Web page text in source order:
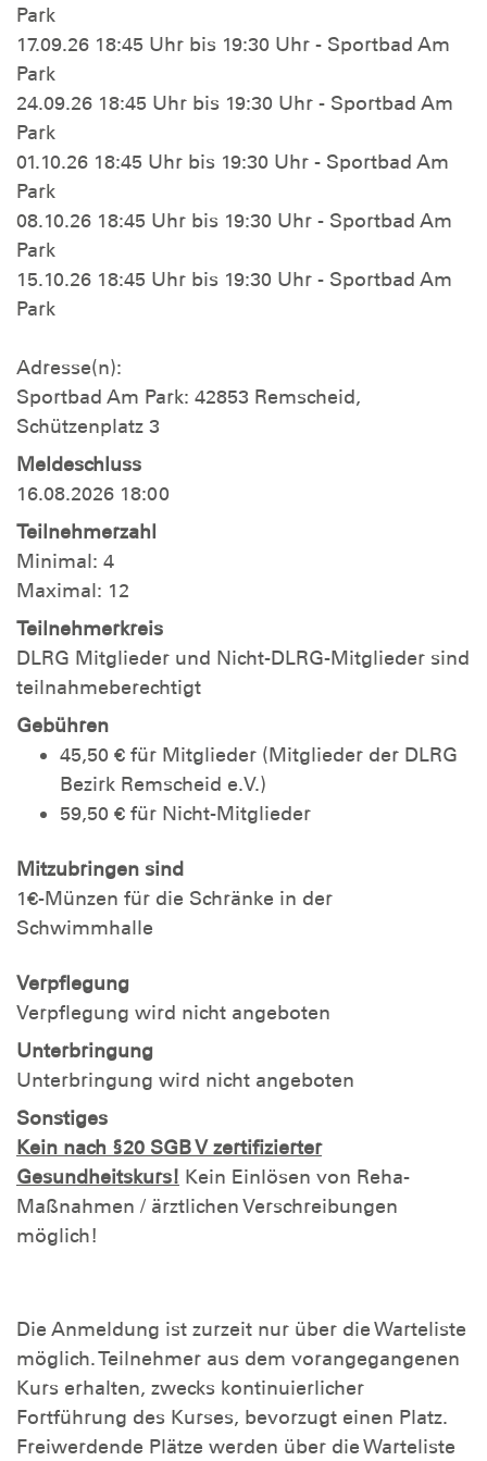
Park
17.09.26 18:45 Uhr bis 19:30 Uhr - Sportbad Am
Park
24.09.26 18:45 Uhr bis 19:30 Uhr - Sportbad Am
Park
01.10.26 18:45 Uhr bis 19:30 Uhr - Sportbad Am
Park
08.10.26 18:45 Uhr bis 19:30 Uhr - Sportbad Am
Park
15.10.26 18:45 Uhr bis 19:30 Uhr - Sportbad Am
Park
Adresse(n):
Sportbad Am Park: 42853 Remscheid,
Schützenplatz 3
Meldeschluss
16.08.2026 18:00
Teilnehmerzahl
Minimal: 4
Maximal: 12
Teilnehmerkreis
DLRG Mitglieder und Nicht-DLRG-Mitglieder sind
teilnahmeberechtigt
Gebühren
45,50 € für Mitglieder (Mitglieder der DLRG
Bezirk Remscheid e.V.)
59,50 € für Nicht-Mitglieder
Mitzubringen sind
1€-Münzen für die Schränke in der
Schwimmhalle
Verpflegung
Verpflegung wird nicht angeboten
Unterbringung
Unterbringung wird nicht angeboten
Sonstiges
Kein nach §20 SGB V zertifizierter
Gesundheitskurs! Kein Einlösen von Reha-
Maßnahmen / ärztlichen Verschreibungen
möglich!
Die Anmeldung ist zurzeit nur über die Warteliste
möglich. Teilnehmer aus dem vorangegangenen
Kurs erhalten, zwecks kontinuierlicher
Fortführung des Kurses, bevorzugt einen Platz.
Freiwerdende Plätze werden über die Warteliste